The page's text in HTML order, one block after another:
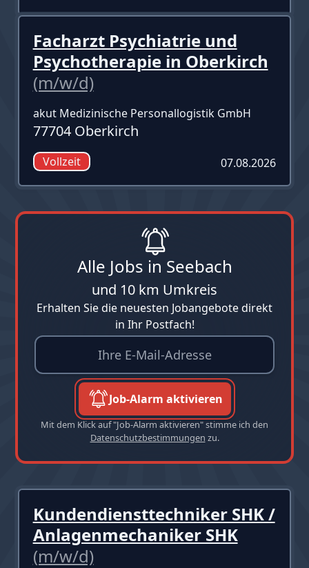
Facharzt Psychiatrie und
Psychotherapie in Oberkirch
(m/w/d)
akut Medizinische Personallogistik GmbH
77704 Oberkirch
Vollzeit 07.08.2026
Alle Jobs in Seebach
und 10 km Umkreis
Erhalten Sie die neuesten Jobangebote direkt
in Ihr Postfach!
Job-Alarm aktivieren
Mit dem Klick auf "Job-Alarm aktivieren" stimme ich den
Datenschutzbestimmungen zu.
Kundendiensttechniker SHK /
Anlagenmechaniker SHK
(m/w/d)